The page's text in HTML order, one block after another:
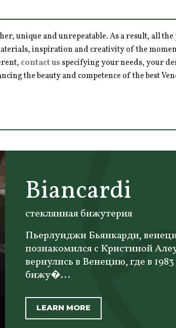
unique and unrepeatable. As a result, all
inspiration and creativity of the
contact usspecifying your needs, your
the beauty and competence of the best
Biancardi
стеклянная бижутерия
Пьерлуиджи Бьянкарди,
познакомился с Кристиной
вернулись в Венецию, где в
бижу�...
LEARN MORE